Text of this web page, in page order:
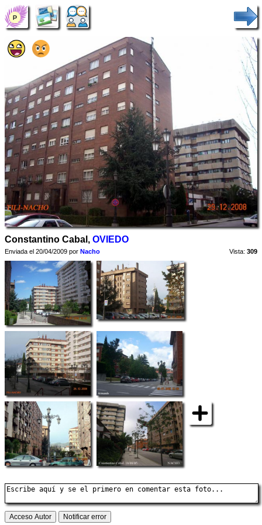
Constantino Cabal, OVIEDO
Enviada el 20/04/2009 por Nacho Vista: 309